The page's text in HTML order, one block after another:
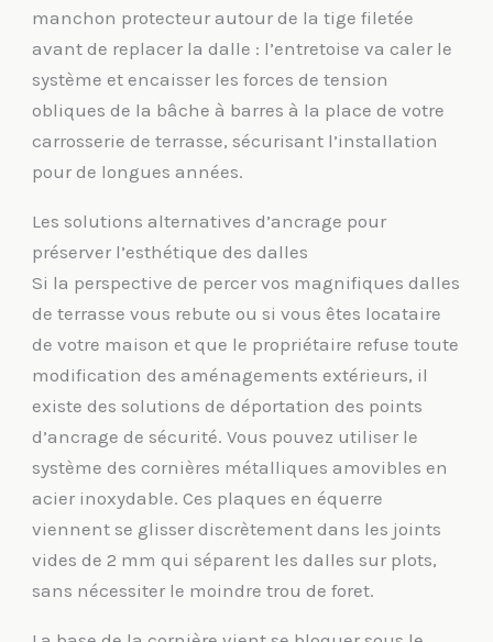
manchon protecteur autour de la tige filetée
avant de replacer la dalle : l’entretoise va caler le
système et encaisser les forces de tension
obliques de la bâche à barres à la place de votre
carrosserie de terrasse, sécurisant l’installation
pour de longues années.
Les solutions alternatives d’ancrage pour
préserver l’esthétique des dalles
Si la perspective de percer vos magnifiques dalles
de terrasse vous rebute ou si vous êtes locataire
de votre maison et que le propriétaire refuse toute
modification des aménagements extérieurs, il
existe des solutions de déportation des points
d’ancrage de sécurité. Vous pouvez utiliser le
système des cornières métalliques amovibles en
acier inoxydable. Ces plaques en équerre
viennent se glisser discrètement dans les joints
vides de 2 mm qui séparent les dalles sur plots,
sans nécessiter le moindre trou de foret.